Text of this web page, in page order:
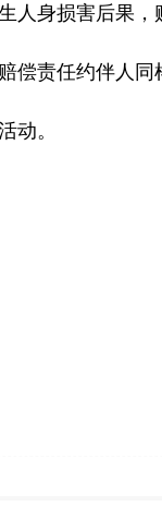
人身损害后果
偿责任约伴人同
动。